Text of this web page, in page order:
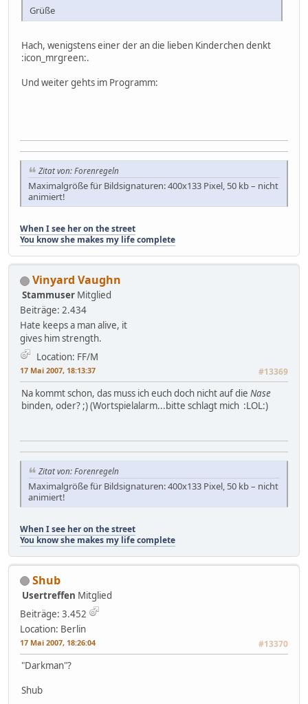
Grüße
Hach, wenigstens einer der an die lieben Kinderchen denkt
:icon_mrgreen:.
Und weiter gehts im Programm:
Zitat von: Forenregeln
Maximalgröße für Bildsignaturen: 400x133 Pixel, 50 kb – nicht
animiert!
When I see her on the street
You know she makes my life complete
Vinyard Vaughn
Stammuser Mitglied
Beiträge: 2.434
Hate keeps a man alive, it
gives him strength.
Location: FF/M
17 Mai 2007, 18:13:37 #13369
Na kommt schon, das muss ich euch doch nicht auf die Nase
binden, oder? ;) (Wortspielalarm...bitte schlagt mich :LOL:)
Zitat von: Forenregeln
Maximalgröße für Bildsignaturen: 400x133 Pixel, 50 kb – nicht
animiert!
When I see her on the street
You know she makes my life complete
Shub
Usertreffen Mitglied
Beiträge: 3.452
Location: Berlin
17 Mai 2007, 18:26:04 #13370
"Darkman"?
Shub